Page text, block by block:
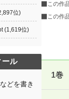
この作
この作
1巻
位)
(1,619位)
ル
どを書き